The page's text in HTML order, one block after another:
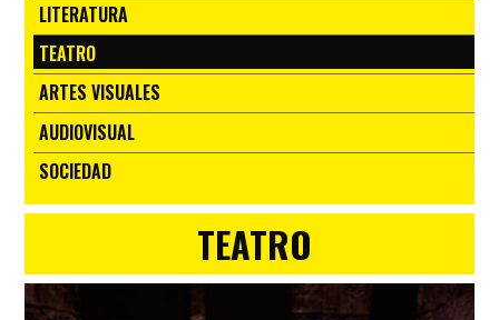
LITERATURA
TEATRO
ARTES VISUALES
AUDIOVISUAL
SOCIEDAD
TEATRO